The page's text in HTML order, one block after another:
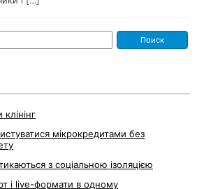
мікрокредитами без
з соціальною ізоляцією
і live-формати в одному